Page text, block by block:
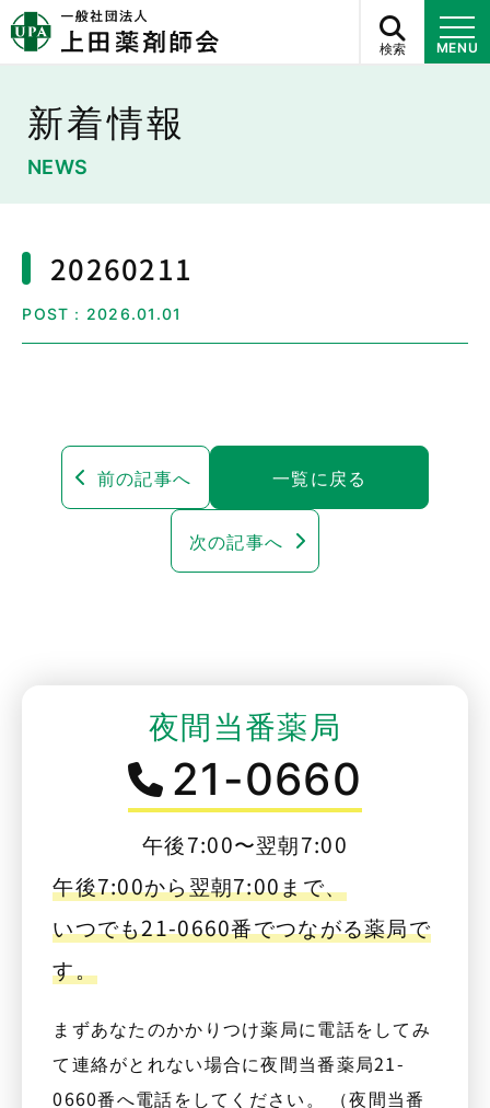
検索 MENU
新着情報
NEWS
20260211
POST：2026.01.01
前の記事へ 一覧に戻る
次の記事へ
夜間当番薬局
21-0660
午後7:00〜翌朝7:00
午後7:00から翌朝7:00まで、
いつでも21-0660番でつながる薬局で
す。
まずあなたのかかりつけ薬局に電話をしてみ
て連絡がとれない場合に夜間当番薬局21-
0660番へ電話をしてください。 （夜間当番